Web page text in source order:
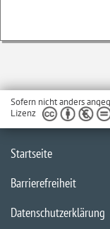
Sofern nicht anders
Lizenz
Startseite
Barrierefreiheit
Datenschutzerklärung